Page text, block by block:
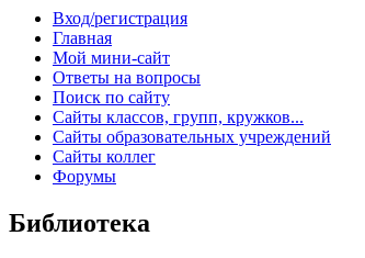
Вход/регистрация
Главная
Мой мини-сайт
Ответы на вопросы
Поиск по сайту
Сайты классов, групп, кружков...
Сайты образовательных учреждений
Сайты коллег
Форумы
Библиотека